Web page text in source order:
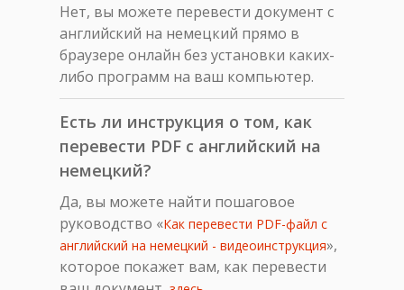
Нет, вы можете перевести документ с
английский на немецкий прямо в
браузере онлайн без установки каких-
либо программ на ваш компьютер.
Есть ли инструкция о том, как
перевести PDF с английский на
немецкий?
Да, вы можете найти пошаговое
руководство «Как перевести PDF-файл с
английский на немецкий - видеоинструкция»,
которое покажет вам, как перевести